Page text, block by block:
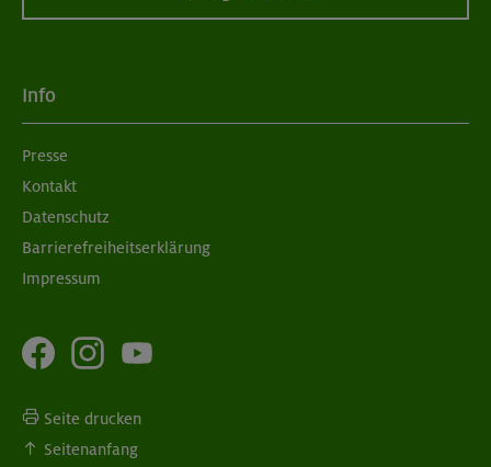
Info
Presse
Kontakt
Datenschutz
Barrierefreiheitserklärung
Impressum
Seite drucken
Seitenanfang